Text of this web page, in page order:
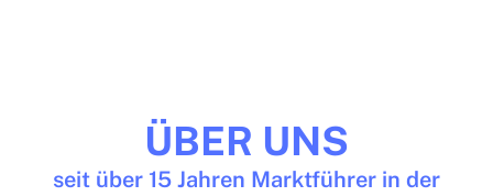
ÜBER UNS
seit über 15 Jahren Marktführer in der